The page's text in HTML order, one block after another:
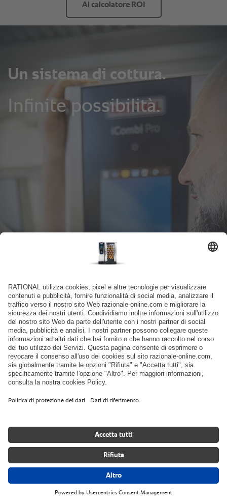
Al calcolatore ROI
Quali sfide vorresti affrontare con un iCombi Pro? I
diversi formati degli apparecchi e le diverse varianti di
installazione consentono soluzioni personalizzate.
Lascia che il tuo iCombi Pro faccia il suo lavoro:
› Minori costi di investimento
› Poco personale
› Ingombro ridotto in meno di 1 m² circa
› Fino al 70% di risparmio energetico rispetto agli
apparecchi di cottura tradizionali
Il risultato: Dimensioni e prestazioni all'altezza
delle sfide quotidiane.